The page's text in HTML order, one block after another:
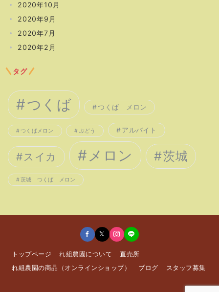
2020年10月
2020年9月
2020年7月
2020年2月
タグ
つくば つくば メロン
つくばメロン ぶどう アルバイト
スイカ メロン 茨城
茨城 つくば メロン
トップページ れ組農園について
直売所
れ組農園の商品（オンラインショップ）
ブログ スタッフ募集